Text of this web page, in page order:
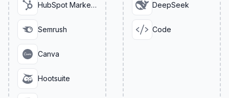
HubSpot Marketing
Semrush
Canva
Hootsuite
DeepSeek
Code